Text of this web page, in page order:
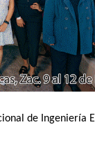
de Ingeniería